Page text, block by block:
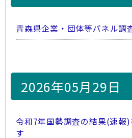
青森県企業・団体等パネル調
2026年05月29日
令和7年国勢調査の結果(速報
す